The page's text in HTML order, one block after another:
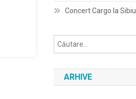
Concert Cargo la Sibiu
ARHIVE